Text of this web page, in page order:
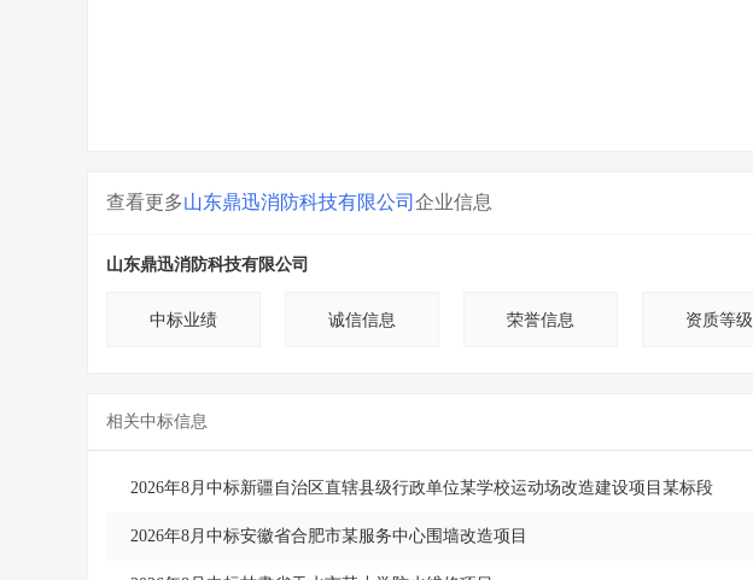
查看更多山东鼎迅消防科技有限公司 企业信息
山东鼎迅消防科技有限公司
中标业绩 诚信信息 荣誉信息 资质等级
相关中标信息
2026年8月中标新疆自治区直辖县级行政单位某学校运动场改造建设项目某标段
2026年8月中标安徽省合肥市某服务中心围墙改造项目